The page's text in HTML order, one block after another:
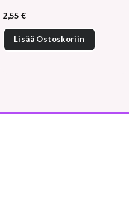
2,55€
Lisää Ostoskoriin